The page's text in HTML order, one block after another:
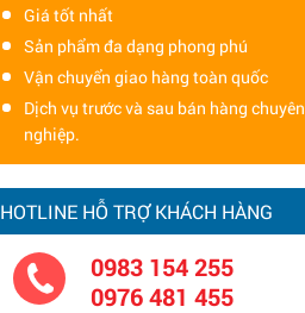
Giá tốt nhất
Sản phẩm đa dạng phong phú
Vận chuyển giao hàng toàn quốc
Dịch vụ trước và sau bán hàng chuyên
nghiệp.
HOTLINE HỖ TRỢ KHÁCH HÀNG
0983 154 255
0976 481 455